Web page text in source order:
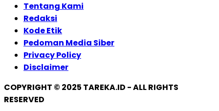
Tentang Kami
Redaksi
Kode Etik
Pedoman Media Siber
Privacy Policy
Disclaimer
COPYRIGHT © 2025 TAREKA.ID - ALL RIGHTS
RESERVED